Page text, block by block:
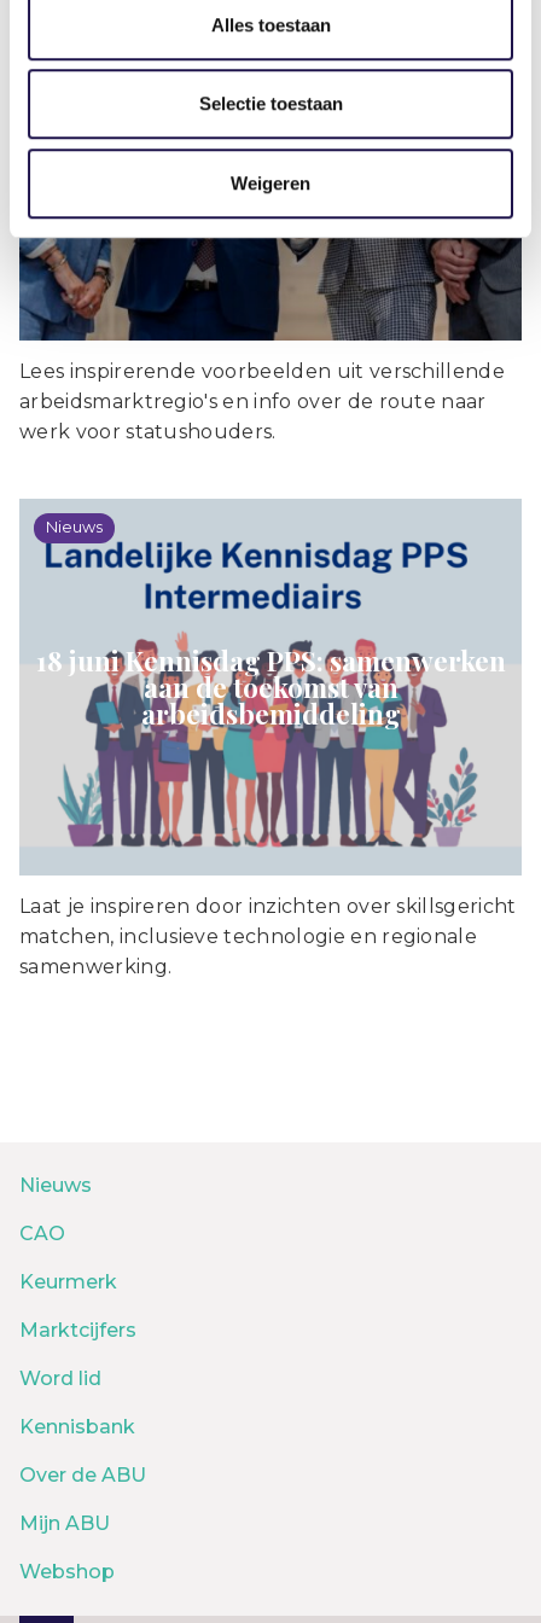
Alles toestaan
Selectie toestaan
Weigeren
Minister Aartsen ontvangt uitgave De
Lees inspirerende voorbeelden uit verschillende
arbeidsmarktregio's en info over de route naar
werk voor statushouders.
Nieuws
18 juni Kennisdag PPS: samenwerken
aan de toekomst van
arbeidsbemiddeling
Laat je inspireren door inzichten over skillsgericht
matchen, inclusieve technologie en regionale
samenwerking.
Nieuws
CAO
Keurmerk
Marktcijfers
Word lid
Kennisbank
Over de ABU
Mijn ABU
Webshop